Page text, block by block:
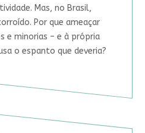
Mas, no Brasil,
Por que ameaçar
e minorias – e à própria
o espanto que deveria?